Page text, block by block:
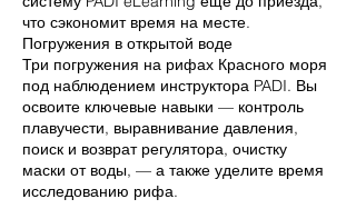
что сэкономит время на месте.
Погружения в открытой воде
Три погружения на рифах Красного моря
под наблюдением инструктора PADI. Вы
освоите ключевые навыки — контроль
плавучести, выравнивание давления,
поиск и возврат регулятора, очистку
маски от воды, — а также уделите время
исследованию рифа.